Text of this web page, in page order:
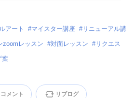
アート #マイスター講座 #リニューアル講
zoomレッスン #対面レッスン #リクエス
葉
コメント リブログ